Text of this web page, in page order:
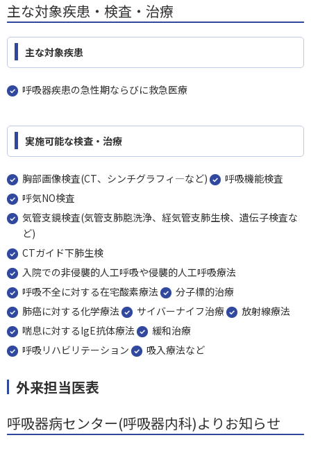
主な対象疾患・検査・治療
主な対象疾患
呼吸器疾患の急性期ならびに救急医療
実施可能な検査・治療
胸部画像検査(CT、シンチグラフィ―など)
呼吸機能検査
呼気NO検査
気管支鏡検査(気管支肺胞洗浄、経気管支肺生検、遺伝子検査な
ど)
CTガイド下肺生検
入院での非侵襲的人工呼吸や侵襲的人工呼吸療法
呼吸不全に対する在宅酸素療法
分子標的治療
肺癌に対する化学療法
サイバーナイフ治療
放射線療法
喘息に対するIgE抗体療法
緩和治療
呼吸リハビリテーション
吸入療法など
外来担当医表
呼吸器病センター(呼吸器内科)よりお知らせ